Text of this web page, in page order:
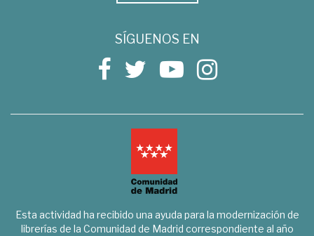
SÍGUENOS EN
Esta actividad ha recibido una ayuda para la modernización de
librerías de la Comunidad de Madrid correspondiente al año